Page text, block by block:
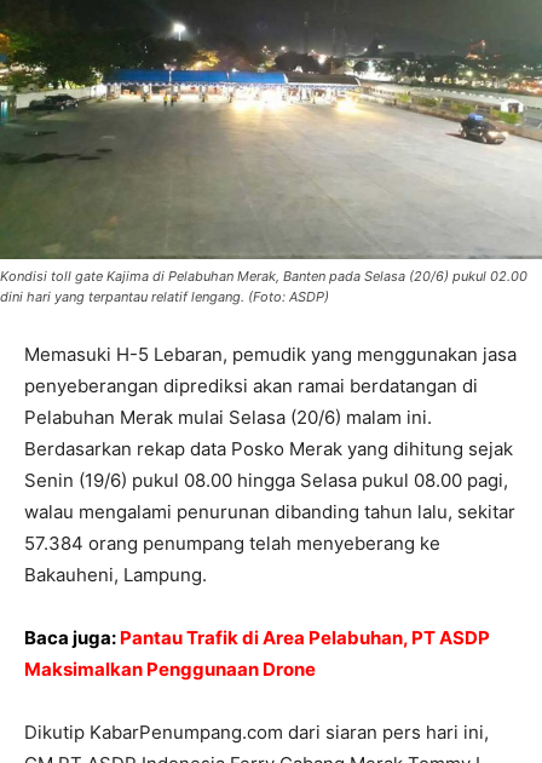
Kondisi toll gate Kajima di Pelabuhan Merak, Banten pada Selasa (20/6) pukul 02.00
dini hari yang terpantau relatif lengang. (Foto: ASDP)
Memasuki H-5 Lebaran, pemudik yang menggunakan jasa
penyeberangan diprediksi akan ramai berdatangan di
Pelabuhan Merak mulai Selasa (20/6) malam ini.
Berdasarkan rekap data Posko Merak yang dihitung sejak
Senin (19/6) pukul 08.00 hingga Selasa pukul 08.00 pagi,
walau mengalami penurunan dibanding tahun lalu, sekitar
57.384 orang penumpang telah menyeberang ke
Bakauheni, Lampung.
Baca juga: Pantau Trafik di Area Pelabuhan, PT ASDP
Maksimalkan Penggunaan Drone
Dikutip KabarPenumpang.com dari siaran pers hari ini,